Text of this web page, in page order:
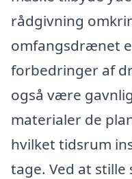
rådgivning
omfangsdrænet
forbedringer af
også være
materialer de
hvilket tidsrum
tage. Ved at